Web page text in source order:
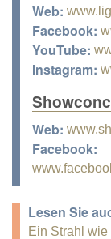
Web:
Facebook:
YouTube:
Instagram:
Web:
Facebook:
Lesen Sie
Ein Strahl